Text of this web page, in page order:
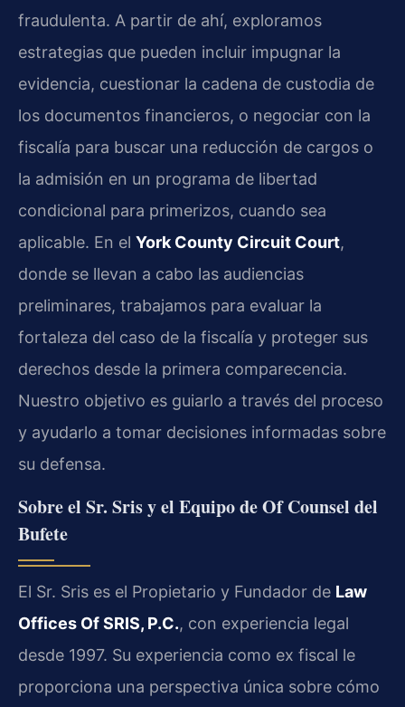
fraudulenta. A partir de ahí, exploramos
estrategias que pueden incluir impugnar la
evidencia, cuestionar la cadena de custodia de
los documentos financieros, o negociar con la
fiscalía para buscar una reducción de cargos o
la admisión en un programa de libertad
condicional para primerizos, cuando sea
aplicable. En el York County Circuit Court,
donde se llevan a cabo las audiencias
preliminares, trabajamos para evaluar la
fortaleza del caso de la fiscalía y proteger sus
derechos desde la primera comparecencia.
Nuestro objetivo es guiarlo a través del proceso
y ayudarlo a tomar decisiones informadas sobre
su defensa.
Sobre el Sr. Sris y el Equipo de Of Counsel del
Bufete
El Sr. Sris es el Propietario y Fundador de Law
Offices Of SRIS, P.C., con experiencia legal
desde 1997. Su experiencia como ex fiscal le
proporciona una perspectiva única sobre cómo